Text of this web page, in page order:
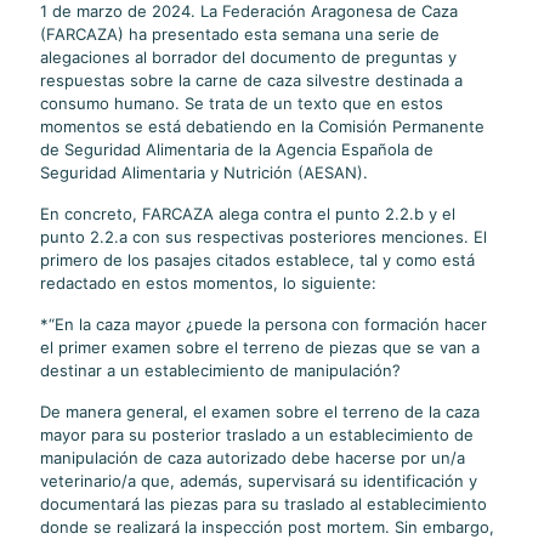
1 de marzo de 2024. La Federación Aragonesa de Caza
(FARCAZA) ha presentado esta semana una serie de
alegaciones al borrador del documento de preguntas y
respuestas sobre la carne de caza silvestre destinada a
consumo humano. Se trata de un texto que en estos
momentos se está debatiendo en la Comisión Permanente
de Seguridad Alimentaria de la Agencia Española de
Seguridad Alimentaria y Nutrición (AESAN).
En concreto, FARCAZA alega contra el punto 2.2.b y el
punto 2.2.a con sus respectivas posteriores menciones. El
primero de los pasajes citados establece, tal y como está
redactado en estos momentos, lo siguiente:
*“En la caza mayor ¿puede la persona con formación hacer
el primer examen sobre el terreno de piezas que se van a
destinar a un establecimiento de manipulación?
De manera general, el examen sobre el terreno de la caza
mayor para su posterior traslado a un establecimiento de
manipulación de caza autorizado debe hacerse por un/a
veterinario/a que, además, supervisará su identificación y
documentará las piezas para su traslado al establecimiento
donde se realizará la inspección post mortem. Sin embargo,